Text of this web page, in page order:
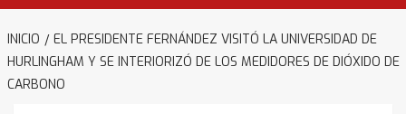
INICIO
EL PRESIDENTE FERNÁNDEZ VISITÓ LA UNIVERSIDAD DE
HURLINGHAM Y SE INTERIORIZÓ DE LOS MEDIDORES DE DIÓXIDO DE
CARBONO